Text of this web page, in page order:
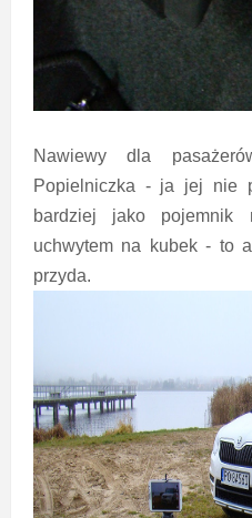
Nawiewy dla
Popielniczka - ja jej nie
bardziej jako pojemnik
uchwytem na kubek - to
przyda.